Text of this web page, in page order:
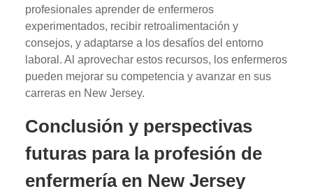
profesionales aprender de enfermeros
experimentados, recibir retroalimentación y
consejos, y adaptarse a los desafíos del entorno
laboral. Al aprovechar estos recursos, los enfermeros
pueden mejorar su competencia y avanzar en sus
carreras en New Jersey.
Conclusión y perspectivas
futuras para la profesión de
enfermería en New Jersey